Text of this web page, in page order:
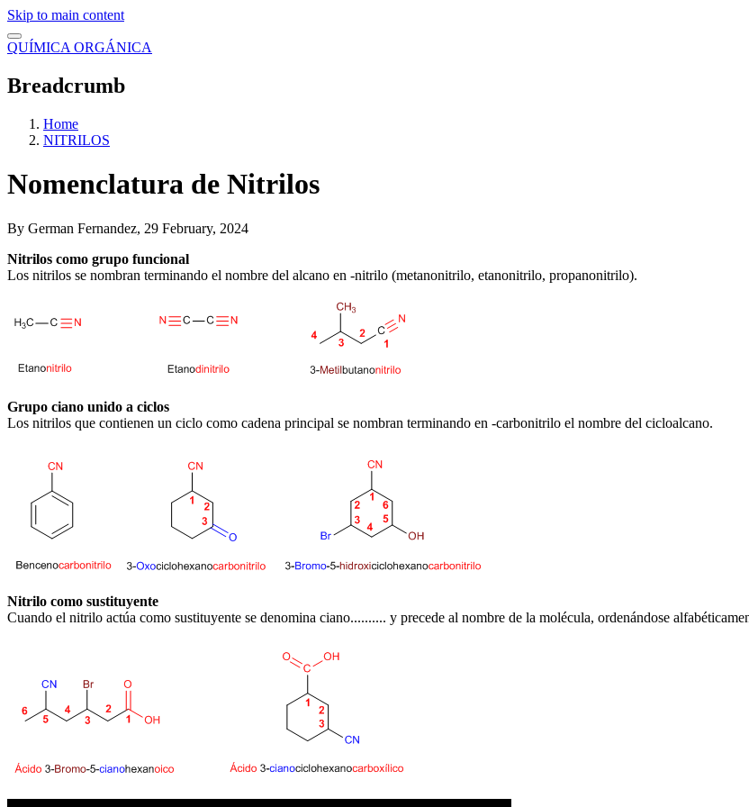
Skip to main content
QUÍMICA ORGÁNICA
Breadcrumb
Home
NITRILOS
Nomenclatura de Nitrilos
By German Fernandez, 29 February, 2024
Nitrilos como grupo funcional
Los nitrilos se nombran terminando el nombre del alcano en -nitrilo (metanonitrilo, etanonitrilo, propanonitrilo).
Grupo ciano unido a ciclos
Los nitrilos que contienen un ciclo como cadena principal se nombran terminando en -carbonitrilo el nombre del cicloalcano.
Nitrilo como sustituyente
Cuando el nitrilo actúa como sustituyente se denomina ciano.......... y precede al nombre de la molécula, ordenándose